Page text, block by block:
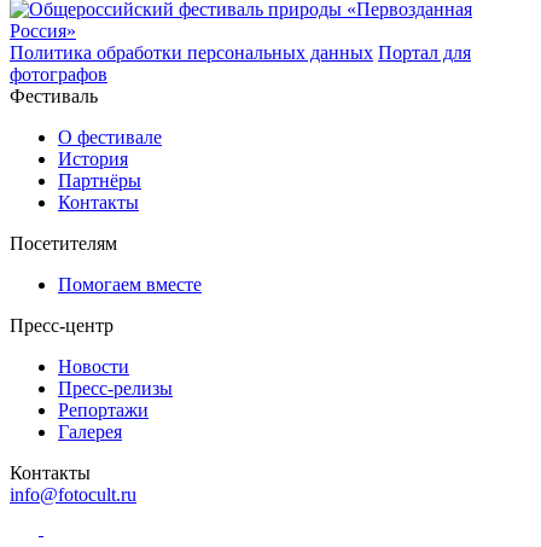
Политика обработки персональных данных Портал для
фотографов
Фестиваль
О фестивале
История
Партнёры
Контакты
Посетителям
Помогаем вместе
Пресс-центр
Новости
Пресс-релизы
Репортажи
Галерея
Контакты
info@fotocult.ru